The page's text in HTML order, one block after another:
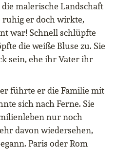
malerische Landschaft
ruhig er doch wirkte,
war! Schnell schlüpfte
die weiße Bluse zu. Sie
sein, ehe ihr Vater ihr
führte er die Familie mit
sich nach Ferne. Sie
nur noch
davon wiedersehen,
Paris oder Rom